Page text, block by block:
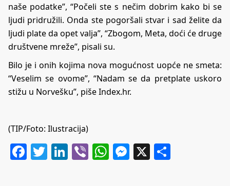
naše podatke”, “Počeli ste s nečim dobrim kako bi se
ljudi pridružili. Onda ste pogoršali stvar i sad želite da
ljudi plate da opet valja”, “Zbogom, Meta, doći će druge
društvene mreže”, pisali su.
Bilo je i onih kojima nova mogućnost uopće ne smeta:
“Veselim se ovome”, “Nadam se da pretplate uskoro
stižu u Norvešku”, piše Index.hr.
(TIP/Foto: Ilustracija)
Facebook
Twitter
LinkedIn
ViberWhatsApp
Messenger
X